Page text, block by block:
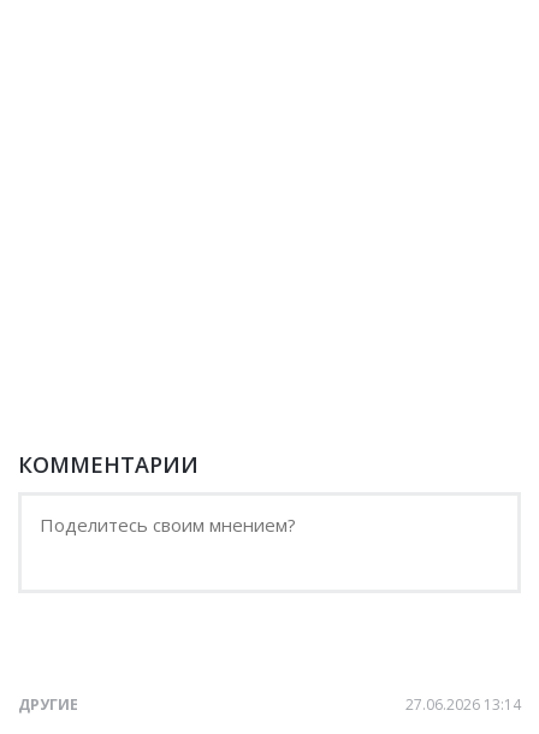
КОММЕНТАРИИ
ДРУГИЕ 27.06.2026 13:14